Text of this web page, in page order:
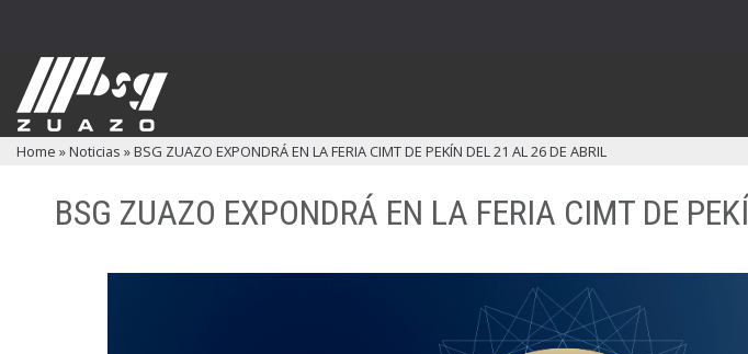
Home »Noticias »BSG ZUAZO EXPONDRÁ EN LA FERIA CIMT DE PEKÍN DEL 21 AL 26 DE ABRIL
BSG ZUAZO EXPONDRÁ EN LA FERIA CIMT DE